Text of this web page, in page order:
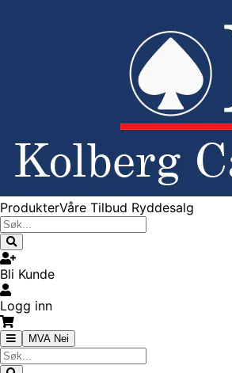
ProdukterVåre Tilbud Ryddesalg
Bli Kunde
Logg inn
MVA Nei